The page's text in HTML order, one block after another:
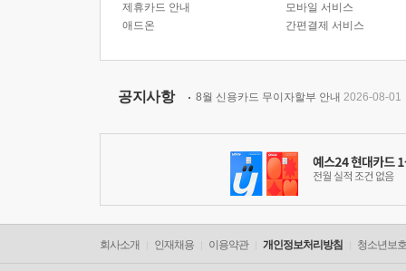
제휴카드 안내
애드온
모바일 서비스
간편결제 서비스
공지사항 8월 신용카드 무이자할부 안내 2026-08-01
회사소개 인재채용 이용약관 개인정보처리방침 청소년보